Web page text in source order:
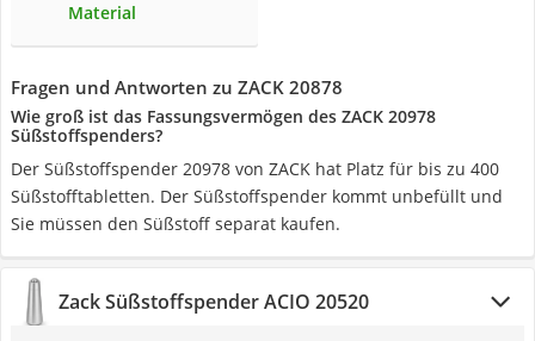
Material
Fragen und Antworten zu ZACK 20878
Wie groß ist das Fassungsvermögen des ZACK 20978
Süßstoffspenders?
Der Süßstoffspender 20978 von ZACK hat Platz für bis zu 400
Süßstofftabletten. Der Süßstoffspender kommt unbefüllt und
Sie müssen den Süßstoff separat kaufen.
Zack Süßstoffspender ACIO 20520